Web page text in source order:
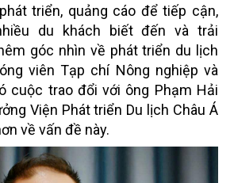
triển, quảng cáo để tiếp cận,
du khách biết đến và trải
góc nhìn về phát triển du lịch
viên Tạp chí Nông nghiệp và
cuộc trao đổi với ông Phạm Hải
Viện Phát triển Du lịch Châu Á
về vấn đề này.